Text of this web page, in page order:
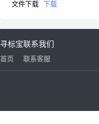
文件下载
下载
寻标宝
首页
联系我们
联系客服